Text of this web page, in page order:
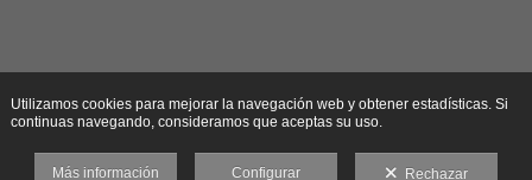
Utilizamos cookies para mejorar la navegación web y obtener estadísticas. Si
continuas navegando, consideramos que aceptas su uso.
Más información Configurar Rechazar